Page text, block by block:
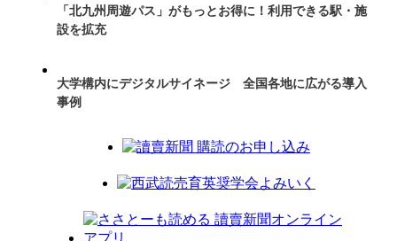
「北九州周遊パス」がもっとお得に！利用できる駅・施
設を拡充
大学構内にデジタルサイネージ 全国各地に広がる導入
事例